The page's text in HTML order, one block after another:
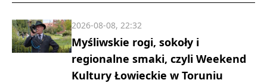
Myśliwskie rogi, sokoły i
regionalne smaki, czyli Weekend
Kultury Łowieckie w Toruniu
2026-08-08, 22:32